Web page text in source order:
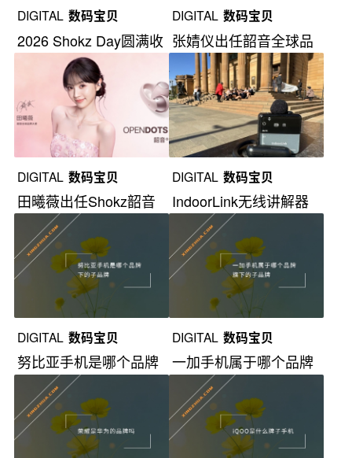
DIGITAL 数码宝贝
2026 Shokz Day圆满收
DIGITAL 数码宝贝
张婧仪出任韶音全球品
牌大使
DIGITAL 数码宝贝
田曦薇出任Shokz韶音
全球品牌大使
DIGITAL 数码宝贝
IndoorLink无线讲解器
亮相MWC
DIGITAL 数码宝贝
努比亚手机是哪个品牌
下的子品牌？
DIGITAL 数码宝贝
一加手机属于哪个品牌
旗下的子品牌？